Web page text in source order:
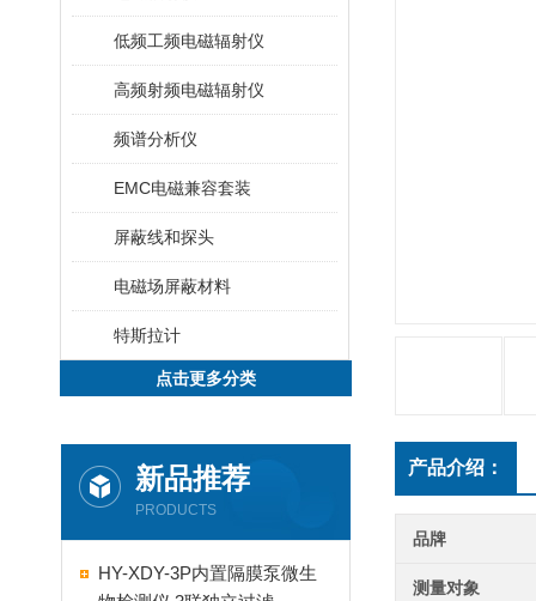
低频工频电磁辐射仪
高频射频电磁辐射仪
频谱分析仪
EMC电磁兼容套装
屏蔽线和探头
电磁场屏蔽材料
特斯拉计
点击更多分类
新品推荐
PRODUCTS
HY-XDY-3P内置隔膜泵微生
产品介绍：
品牌
测量对象